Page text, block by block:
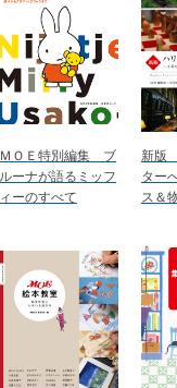
ＭＯＥ特別編集 ブ
ルーナが語るミッフ
ィーのすべて
新版
ター
ス＆